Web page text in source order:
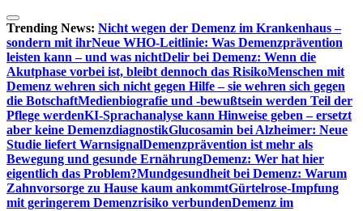
Zum
Inhalt
springen
Trending News: Nicht wegen der Demenz im Krankenhaus –
sondern mit ihrNeue WHO-Leitlinie: Was Demenzprävention
leisten kann – und was nichtDelir bei Demenz: Wenn die
Akutphase vorbei ist, bleibt dennoch das RisikoMenschen mit
Demenz wehren sich nicht gegen Hilfe – sie wehren sich gegen
die BotschaftMedienbiografie und -bewußtsein werden Teil der
Pflege werdenKI-Sprachanalyse kann Hinweise geben – ersetzt
aber keine DemenzdiagnostikGlucosamin bei Alzheimer: Neue
Studie liefert WarnsignalDemenzprävention ist mehr als
Bewegung und gesunde ErnährungDemenz: Wer hat hier
eigentlich das Problem?Mundgesundheit bei Demenz: Warum
Zahnvorsorge zu Hause kaum ankommtGürtelrose-Impfung
mit geringerem Demenzrisiko verbundenDemenz im